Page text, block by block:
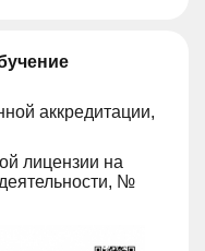
аккредитации,
лицензии на
№